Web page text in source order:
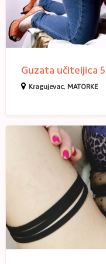
Guzata učiteljica
Kragujevac, MATORKE
Kragujevac